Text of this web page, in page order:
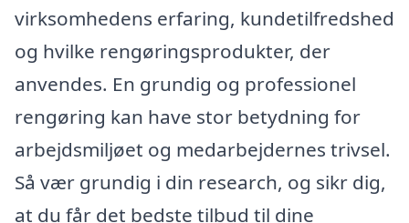
virksomhedens erfaring, kundetilfredshed
og hvilke rengøringsprodukter, der
anvendes. En grundig og professionel
rengøring kan have stor betydning for
arbejdsmiljøet og medarbejdernes trivsel.
Så vær grundig i din research, og sikr dig,
at du får det bedste tilbud til dine